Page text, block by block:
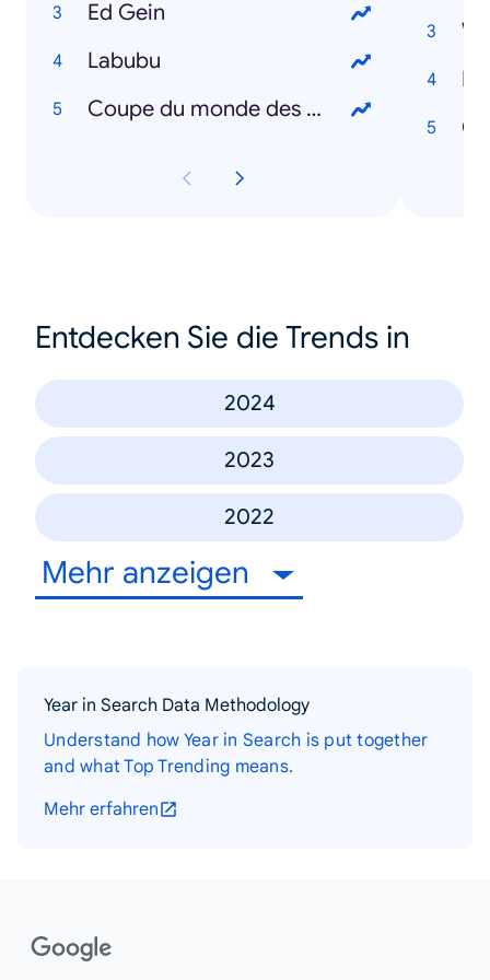
Ed Gein
Labubu
Coupe du monde des clubs
Entdecken Sie die Trends in
2024
2023
2022
Mehr anzeigen
Year in Search Data Methodology
Understand how Year in Search is put together
and what Top Trending means.
Mehr erfahren